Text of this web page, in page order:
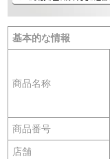
基本的な情報
商品名称
商品番号
店舗